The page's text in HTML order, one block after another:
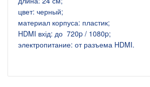
цвет: черный;
материал корпуса: пластик;
HDMI вхід: до 720p / 1080p;
электропитание: от разъема HDMI.